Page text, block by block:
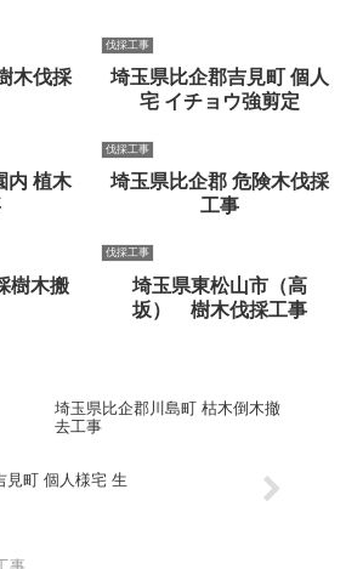
木伐採
伐採工事
埼玉県比企郡吉見町 個人
宅 イチョウ強剪定
内 植木
伐採工事
埼玉県比企郡 危険木伐採
工事
樹木搬
伐採工事
埼玉県東松山市（高
坂） 樹木伐採工事
埼玉県比企郡川島町 枯木倒木撤
去工事
見町 個人様宅 生